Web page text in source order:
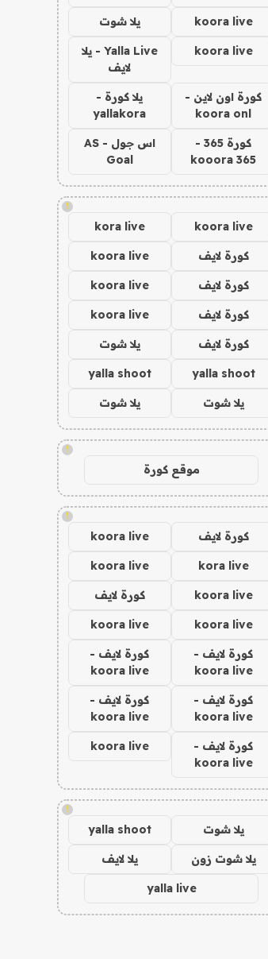
koora live يلا شوت
koora live
Yalla Live - يلا
لايف
كورة اون لاين -
koora onl
يلا كورة -
yallakora
كورة 365 -
kooora 365
اس جول - AS
Goal
!
koora live
kora live
كورة لايف koora live
كورة لايف koora live
كورة لايف koora live
كورة لايف يلا شوت
yalla shoot
yalla shoot
يلا شوت يلا شوت
!
موقع كورة
!
كورة لايف koora live
kora live
koora live
koora live كورة لايف
koora live
koora live
كورة لايف -
koora live
كورة لايف -
koora live
كورة لايف -
koora live
كورة لايف -
koora live
كورة لايف -
koora live
koora live
!
يلا شوت yalla shoot
يلا شوت زون يلا لايف
yalla live